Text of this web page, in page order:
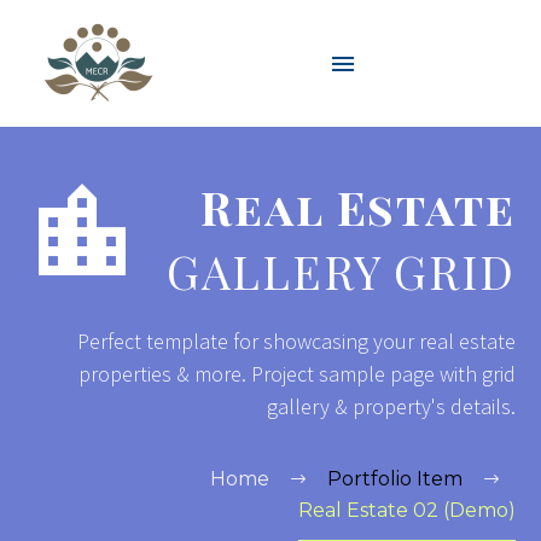


Real Estate
GALLERY GRID
Perfect template for showcasing your real estate
properties & more. Project sample page with grid
gallery & property's details.
Home
Portfolio Item
Real Estate 02 (Demo)